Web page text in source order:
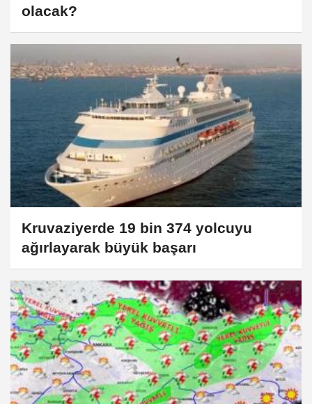
olacak?
Kruvaziyerde 19 bin 374 yolcuyu
ağırlayarak büyük başarı